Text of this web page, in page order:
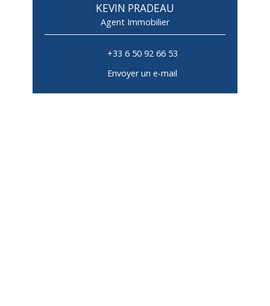
KEVIN PRADEAU
Agent Immobilier
+33 6 50 92 66 53
Envoyer un e-mail